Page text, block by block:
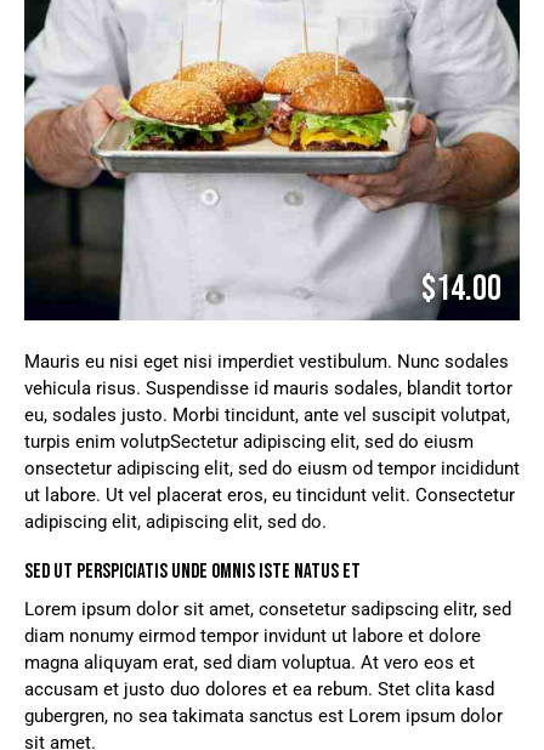
$14.00
Mauris eu nisi eget nisi imperdiet vestibulum. Nunc sodales
vehicula risus. Suspendisse id mauris sodales, blandit tortor
eu, sodales justo. Morbi tincidunt, ante vel suscipit volutpat,
turpis enim volutpSectetur adipiscing elit, sed do eiusm
onsectetur adipiscing elit, sed do eiusm od tempor incididunt
ut labore. Ut vel placerat eros, eu tincidunt velit. Consectetur
adipiscing elit, adipiscing elit, sed do.
SED UT PERSPICIATIS UNDE OMNIS ISTE NATUS ET
Lorem ipsum dolor sit amet, consetetur sadipscing elitr, sed
diam nonumy eirmod tempor invidunt ut labore et dolore
magna aliquyam erat, sed diam voluptua. At vero eos et
accusam et justo duo dolores et ea rebum. Stet clita kasd
gubergren, no sea takimata sanctus est Lorem ipsum dolor
sit amet.